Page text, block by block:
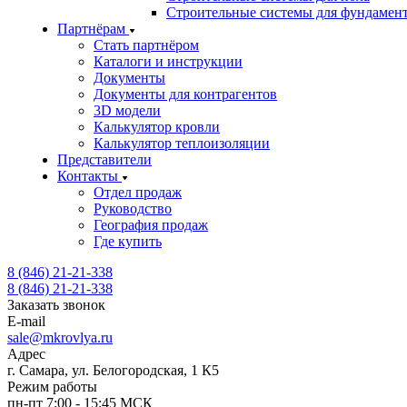
Строительные системы для
Партнёрам
Стать партнёром
Каталоги и инструкции
Документы
Документы для контрагентов
3D модели
Калькулятор кровли
Калькулятор теплоизоляции
Представители
Контакты
Отдел продаж
Руководство
География продаж
Где купить
8 (846) 21-21-338
8 (846) 21-21-338
Заказать звонок
E-mail
sale@mkrovlya.ru
Адрес
г. Самара, ул. Белогородская, 1 К5
Режим работы
пн-пт 7:00 - 15:45 МСК